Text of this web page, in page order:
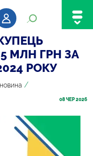
МЛН ГРН ЗА
РОКУ
/
08 ЧЕР 2026